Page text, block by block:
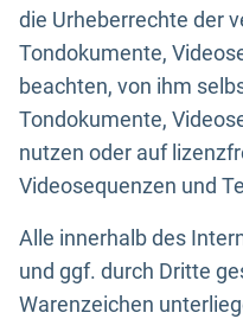
die Urheberrechte der
Tondokumente,
beachten, von ihm
Tondokumente,
nutzen oder auf
Videosequenzen und
Alle innerhalb des
und ggf. durch Dritte
Warenzeichen